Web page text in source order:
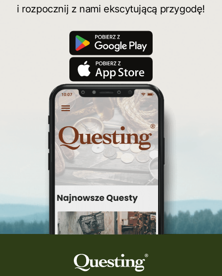
świętokrzyskie
quest pieszy
planetpr
konkurs questy
quest rowerowy
festiwal Questingu
ciekawezwiedzanie
wyprawa po skarb
wycieczki śląskie
Warka
turystyka śląsk
top questy
Tokarnia
śląsk
Ruda Maleniecka
questinggryterenowe
Questing Świętokrzyskie
questing śląskie
Quest Szlak Przygody
przygoda
nowy quest
najlepsze questy
wycieczki
turystyka przygodowa
Szlak Przygody
szkolenie
szkło
scieżka questingowa
questy w Polsce
questujznami
QUESTOMANIA
questing.pl
i rozpocznij z nami ekscytującą przygodę!